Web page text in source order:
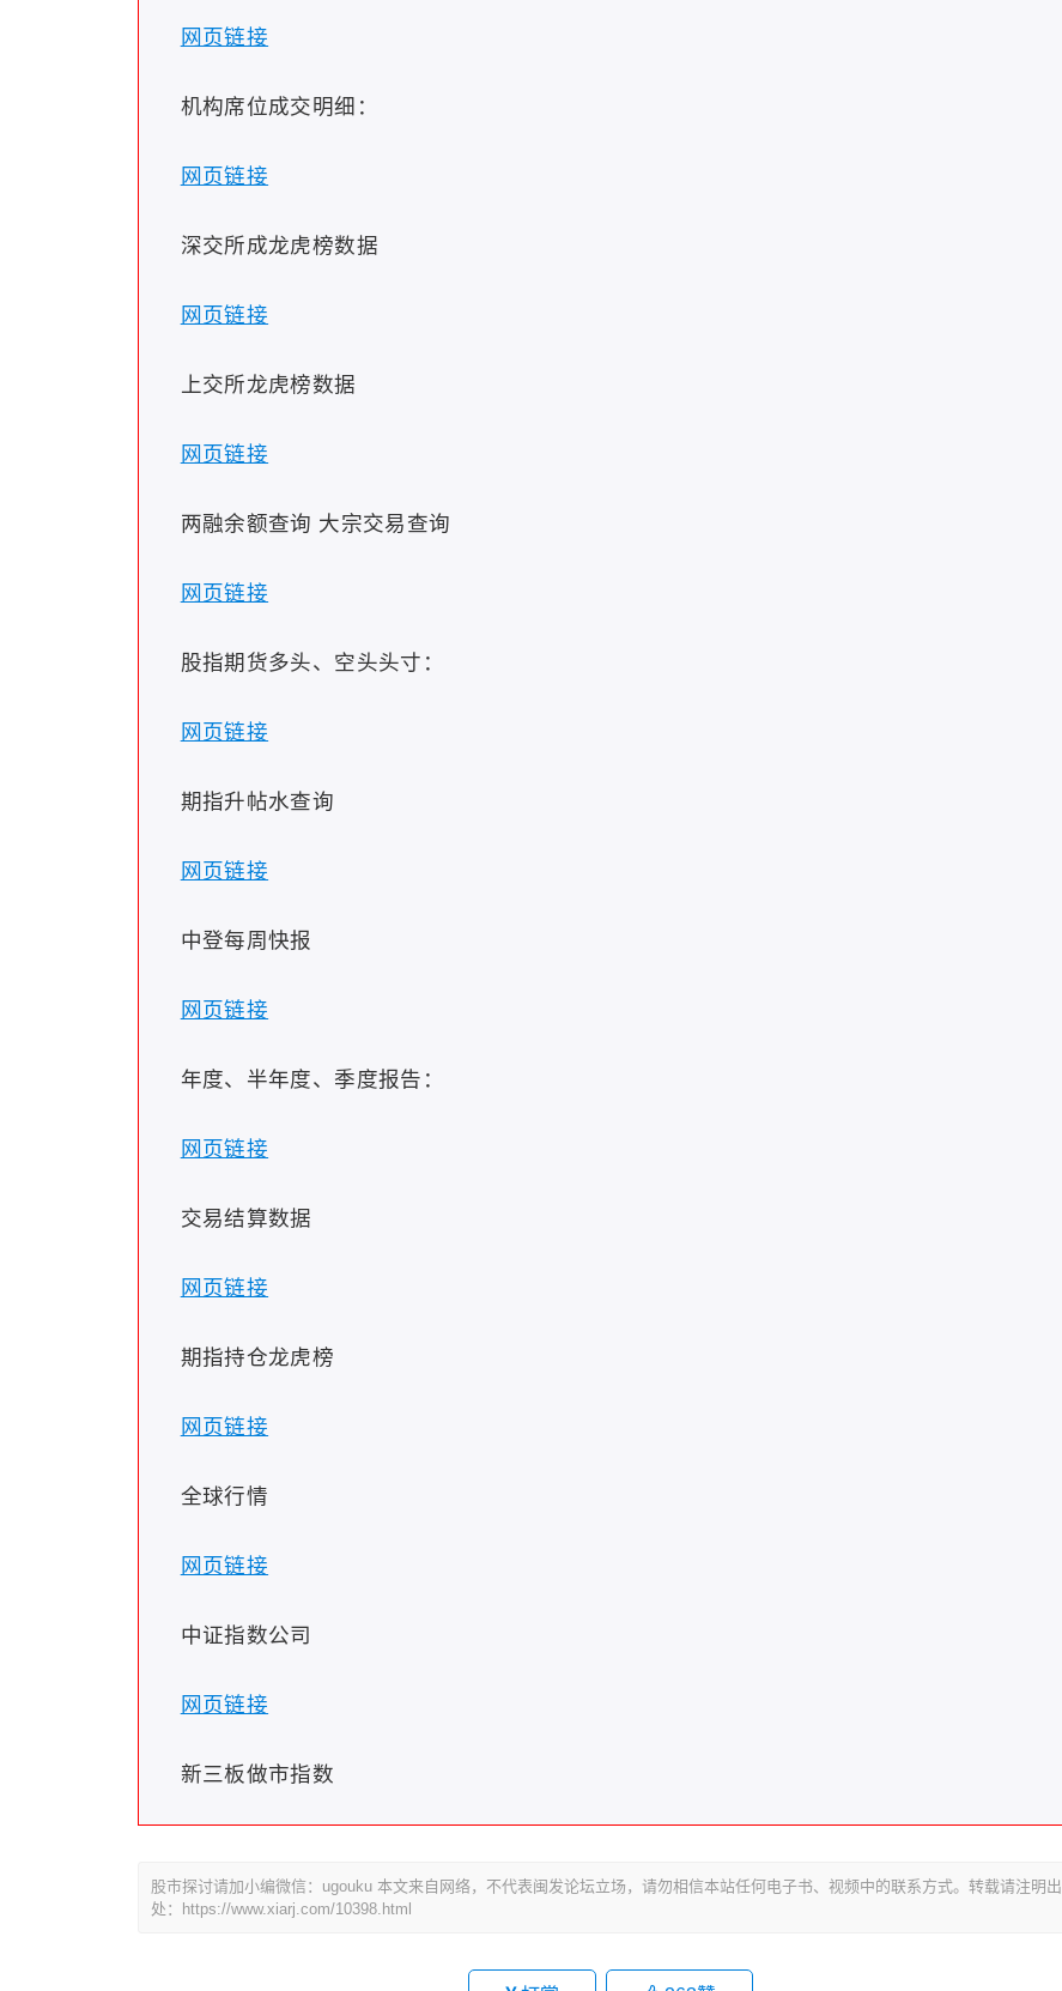
网页链接
机构席位成交明细：
网页链接
深交所成龙虎榜数据
网页链接
上交所龙虎榜数据
网页链接
两融余额查询 大宗交易查询
网页链接
股指期货多头、空头头寸：
网页链接
期指升帖水查询
网页链接
中登每周快报
网页链接
年度、半年度、季度报告：
网页链接
交易结算数据
网页链接
期指持仓龙虎榜
网页链接
全球行情
网页链接
中证指数公司
网页链接
新三板做市指数
股市探讨请加小编微信：ugouku 本文来自网络，不代表闽发论坛立场，请勿相信本站任何电子书、视频中的联系方式。转载请注明出
处：https://www.xiarj.com/10398.html